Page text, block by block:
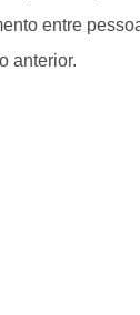
entre
anterior.